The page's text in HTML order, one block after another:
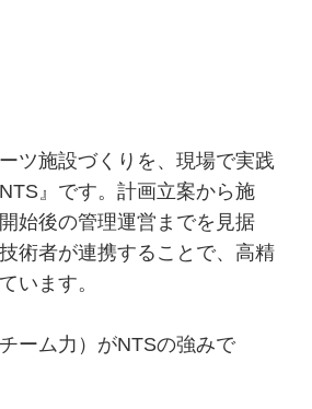
ツ施設づくりを、現場で実践
』です。計画立案から施
始後の管理運営までを見据
術者が連携することで、高精
います。
ーム力）がNTSの強みで